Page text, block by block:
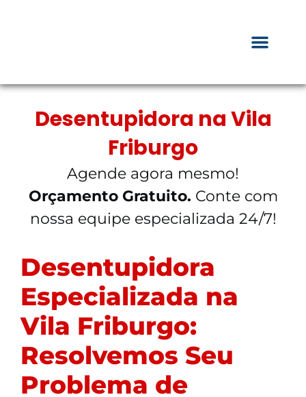
Desentupidora na Vila
Friburgo
Agende agora mesmo!
Orçamento Gratuito. Conte com
nossa equipe especializada 24/7!
Desentupidora
Especializada na
Vila Friburgo:
Resolvemos Seu
Problema de